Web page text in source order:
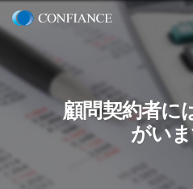
顧問契約者に
がい